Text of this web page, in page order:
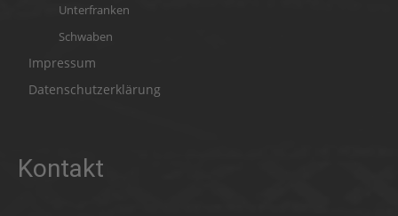
Unterfranken
Schwaben
Impressum
Datenschutzerklärung
Kontakt